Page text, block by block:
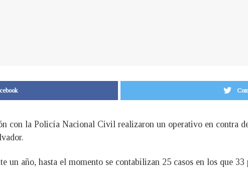
con la Policía Nacional Civil realizaron un operativo en contra
un año, hasta el momento se contabilizan 25 casos en los que